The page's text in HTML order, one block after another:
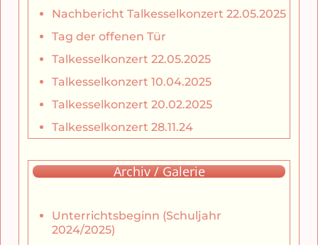
Nachbericht Talkesselkonzert 22.05.2025
Tag der offenen Tür
Talkesselkonzert 22.05.2025
Talkesselkonzert 10.04.2025
Talkesselkonzert 20.02.2025
Talkesselkonzert 28.11.24
Archiv / Galerie
Unterrichtsbeginn (Schuljahr
2024/2025)